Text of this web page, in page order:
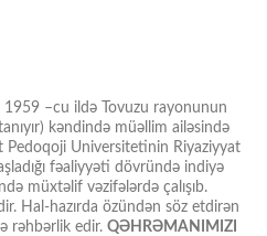
–cu ildə Tovuzu rayonunun
kəndində müəllim ailəsində
Pedoqoji Universitetinin Riyaziyyat
fəaliyyəti dövründə indiyə
müxtəlif vəzifələrdə çalışıb.
Hal-hazırda özündən söz etdirən
rəhbərlik edir. QƏHRƏMANIMIZI